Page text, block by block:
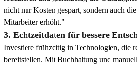
nicht nur Kosten gespart, sondern auch
Mitarbeiter erhöht."
3. Echtzeitdaten für bessere
Investiere frühzeitig in Technologien, die
bereitstellen. Mit Buchhaltung und